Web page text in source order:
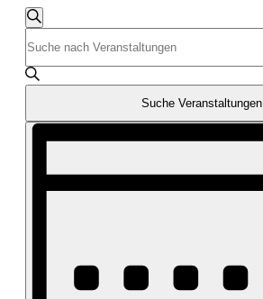
Veranstaltungen
Suche
und
Ansichten,
Navigation
Suche
Schlüsselwort
eingeben.
Suche
Veranstaltungen
Schlüsselwort.
Suche Veranstaltungen
Veranstaltung
Navigation